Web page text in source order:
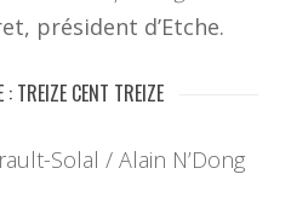
président d’Etche.
: TREIZE CENT TREIZE
Solal / Alain N’Dong